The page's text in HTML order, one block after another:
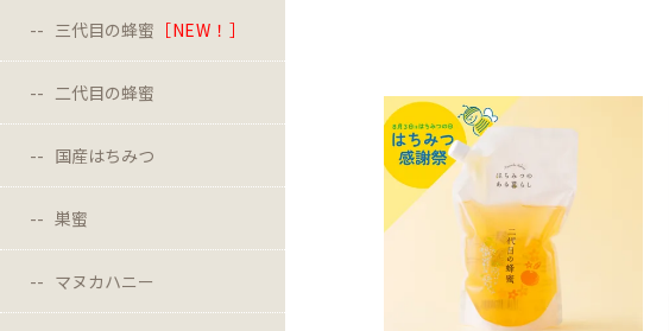
三代目の蜂蜜 ［NEW！］
二代目の蜂蜜
国産はちみつ
巣蜜
マヌカハニー